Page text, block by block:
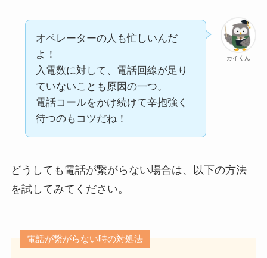
カイくん
オペレーターの人も忙しいんだ
よ！
入電数に対して、電話回線が足り
ていないことも原因の一つ。
電話コールをかけ続けて辛抱強く
待つのもコツだね！
どうしても電話が繋がらない場合は、以下の方法
を試してみてください。
電話が繋がらない時の対処法